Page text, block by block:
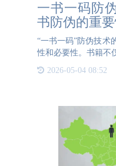
一书一码防
书防伪的重
“一书一码”防伪技术
性和必要性。书籍不
塑造人们思想观念的
物，内容的准确性直
2026-05-04 08:52